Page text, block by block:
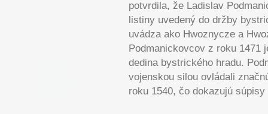
potvrdila, že Ladislav
listiny uvedený do držby
uvádza ako Hwoznycze a
Podmanickovcov z roku 1471
dedina bystrického hradu.
vojenskou silou ovládali
roku 1540, čo dokazujú